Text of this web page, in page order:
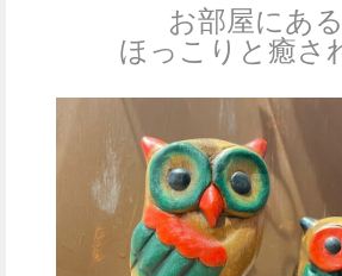
お部屋にあ
ほっこりと癒さ